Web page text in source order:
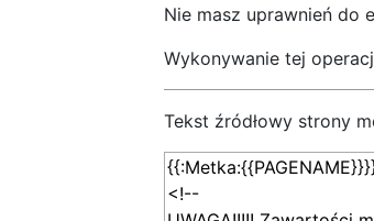
Skocz do: nawigacja,
Nie masz uprawnień do
Wykonywanie tej
Tekst źródłowy strony